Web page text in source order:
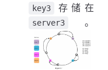
key3 存储在
server3 。